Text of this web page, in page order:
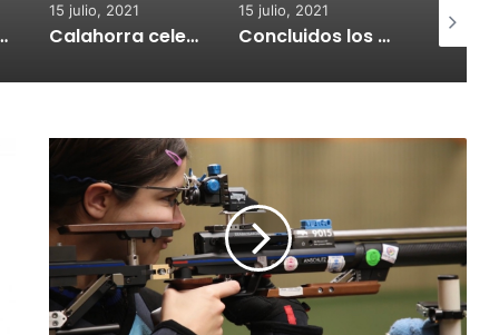
la adquisión de medidores de CO2
15 julio, 2021
Calahorra celebrará el Croquetur II
15 julio, 2021
Concluidos los trabajos de reposición del asfaltado de Calahorra
15 julio,